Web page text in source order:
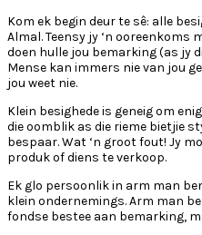
Kom ek begin deur te sê: alle
Almal. Teensy jy ‘n ooreenkoms
doen hulle jou bemarking (as jy
Mense kan immers nie van jou
jou weet nie.
Klein besighede is geneig om
die oomblik as die rieme bietjie
bespaar. Wat ‘n groot fout! Jy
produk of diens te verkoop.
Ek glo persoonlik in arm man
klein ondernemings. Arm man
fondse bestee aan bemarking,